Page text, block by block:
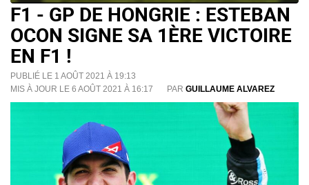
F1 - GP DE HONGRIE : ESTEBAN
OCON SIGNE SA 1ÈRE VICTOIRE
EN F1 !
PUBLIÉ LE 1 AOÛT 2021 À 19:13
MIS À JOUR LE 6 AOÛT 2021 À 16:17
PAR GUILLAUME ALVAREZ